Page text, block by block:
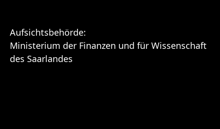
Aufsichtsbehörde:
Ministerium der Finanzen und für Wissenschaft
des Saarlandes